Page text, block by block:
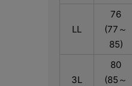
LL
76
(77～
85)
3L
80
(85～